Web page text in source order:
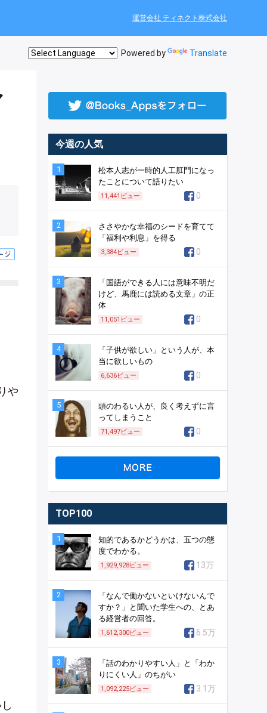
運営会社 ティネクト株式会社
Powered by Translate
や
今週の人気
1
松本人志が一時的人工肛門になっ
たことについて語りたい
11,441 ビュー 0
2
ささやかな幸福のシードを育てて
「福利や利息」を得る
3,384ビュー 0
3
「国語ができる人には意味不明だ
けど、馬鹿には読める文章」の正
体
11,051 ビュー 0
4
「子供が欲しい」という人が、本
当に欲しいもの
6,636ビュー 0
5
頭のわるい人が、良く考えずに言
ってしまうこと
71,497ビュー 0
TOP100
1
知的であるかどうかは、五つの態
度でわかる。
1,929,928ビュー 13万
2
「なんで働かないといけないんで
すか？」と聞いた学生への、とあ
る経営者の回答。
1,612,300ビュー 6.5万
3
「話のわかりやすい人」と「わか
りにくい人」のちがい
1,092,225ビュー 3.1万